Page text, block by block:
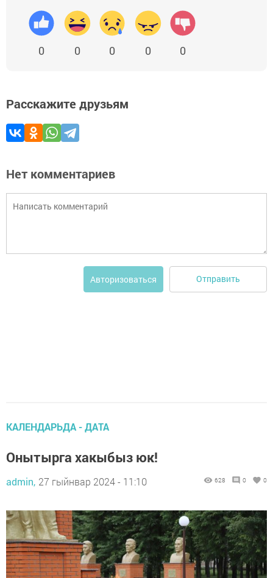
0 0 0 0 0
Расскажите друзьям
Нет комментариев
Авторизоваться Отправить
КАЛЕНДАРЬДА - ДАТА
Онытырга хакыбыз юк!
admin, 27 гыйнвар 2024 - 11:10 628 0 0